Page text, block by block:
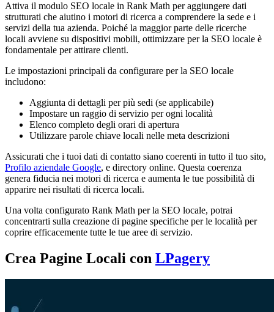
Attiva il modulo SEO locale in Rank Math per aggiungere dati
strutturati che aiutino i motori di ricerca a comprendere la sede e i
servizi della tua azienda. Poiché la maggior parte delle ricerche
locali avviene su dispositivi mobili, ottimizzare per la SEO locale è
fondamentale per attirare clienti.
Le impostazioni principali da configurare per la SEO locale
includono:
Aggiunta di dettagli per più sedi (se applicabile)
Impostare un raggio di servizio per ogni località
Elenco completo degli orari di apertura
Utilizzare parole chiave locali nelle meta descrizioni
Assicurati che i tuoi dati di contatto siano coerenti in tutto il tuo sito,
Profilo aziendale Google, e directory online. Questa coerenza
genera fiducia nei motori di ricerca e aumenta le tue possibilità di
apparire nei risultati di ricerca locali.
Una volta configurato Rank Math per la SEO locale, potrai
concentrarti sulla creazione di pagine specifiche per le località per
coprire efficacemente tutte le tue aree di servizio.
Crea Pagine Locali con LPagery